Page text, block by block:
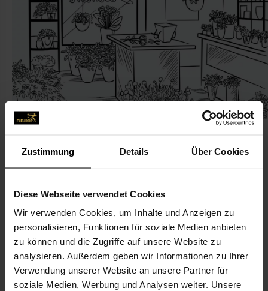
Zustimmung Details Über Cookies
Diese Webseite verwendet Cookies
Wir verwenden Cookies, um Inhalte und Anzeigen zu
personalisieren, Funktionen für soziale Medien anbieten
zu können und die Zugriffe auf unsere Website zu
analysieren. Außerdem geben wir Informationen zu Ihrer
Verwendung unserer Website an unsere Partner für
soziale Medien, Werbung und Analysen weiter. Unsere
KONTAKT
Blumenfachgeschäft
Steyer-Eggert, Kati, Blumenfachgeschäft
Zeitzer Str. 18 a
04523 Pegau